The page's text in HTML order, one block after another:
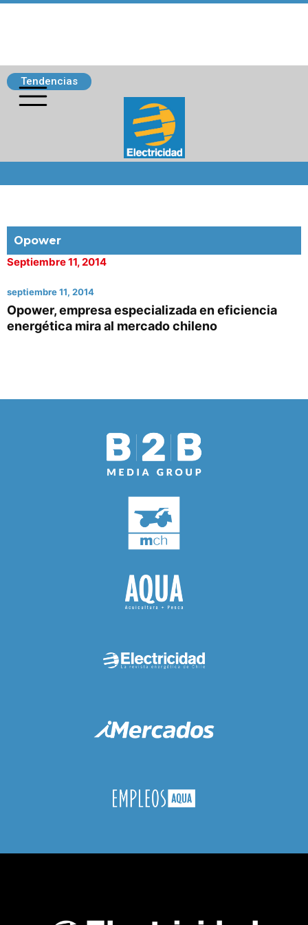
Tendencias
Opower
Septiembre 11, 2014
septiembre 11, 2014
Opower, empresa especializada en eficiencia
energética mira al mercado chileno